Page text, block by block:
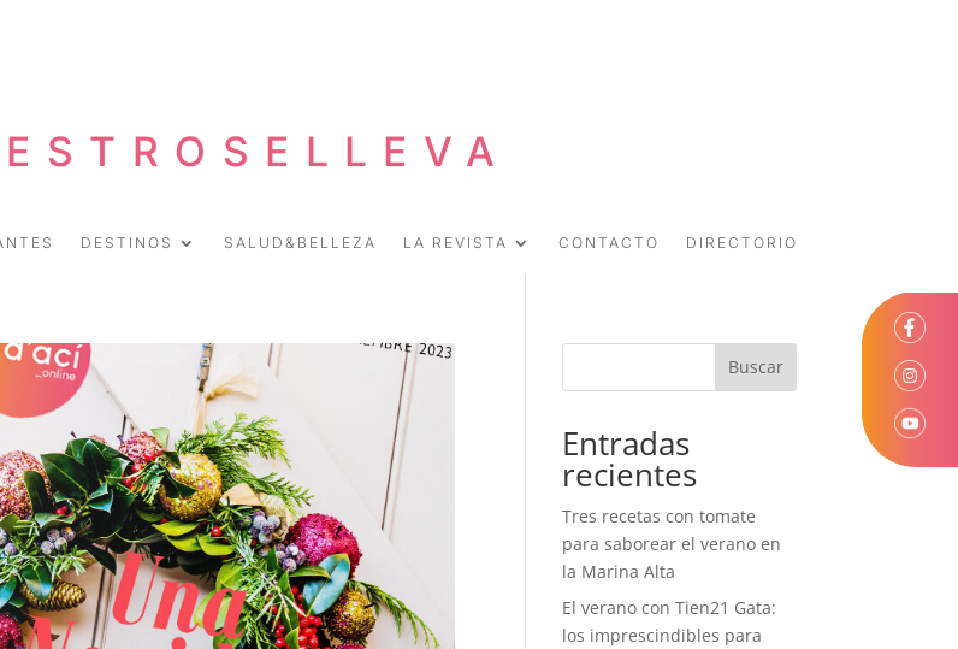
DESTINOS SALUD&BELLEZA LA REVISTA CONTACTO DIRECTORIO
Buscar
Entradas
recientes
Tres recetas con tomate
para saborear el verano en
la Marina Alta
El verano con Tien21 Gata:
los imprescindibles para